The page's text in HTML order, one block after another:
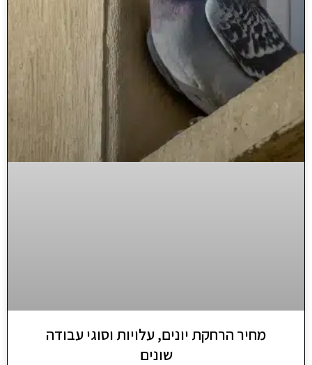
מחיר הרחקת יונים, עלויות וסוגי עבודה
שונים